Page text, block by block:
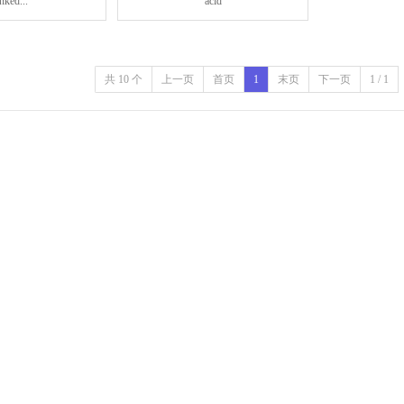
共 10 个 上一页 首页 1 末页 下一页 1 / 1